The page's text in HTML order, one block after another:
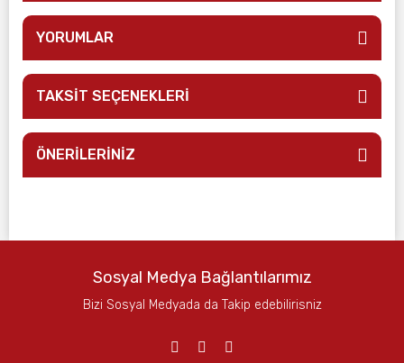
YORUMLAR
TAKSİT SEÇENEKLERİ
ÖNERİLERİNİZ
Sosyal Medya Bağlantılarımız
Bizi Sosyal Medyada da Takip edebilirisniz